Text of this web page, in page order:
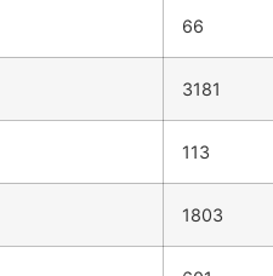
66
3181
113
1803